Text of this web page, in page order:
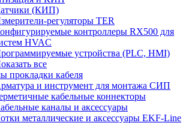
(КИП)
регуляторы TER
контроллеры RX500 для
HVAC
устройства (PLC, HMI)
все
прокладки кабеля
и инструмент для монтажа СИП
кабельные коннекторы
каналы и аксессуары
металлические и аксессуары EKF-Line